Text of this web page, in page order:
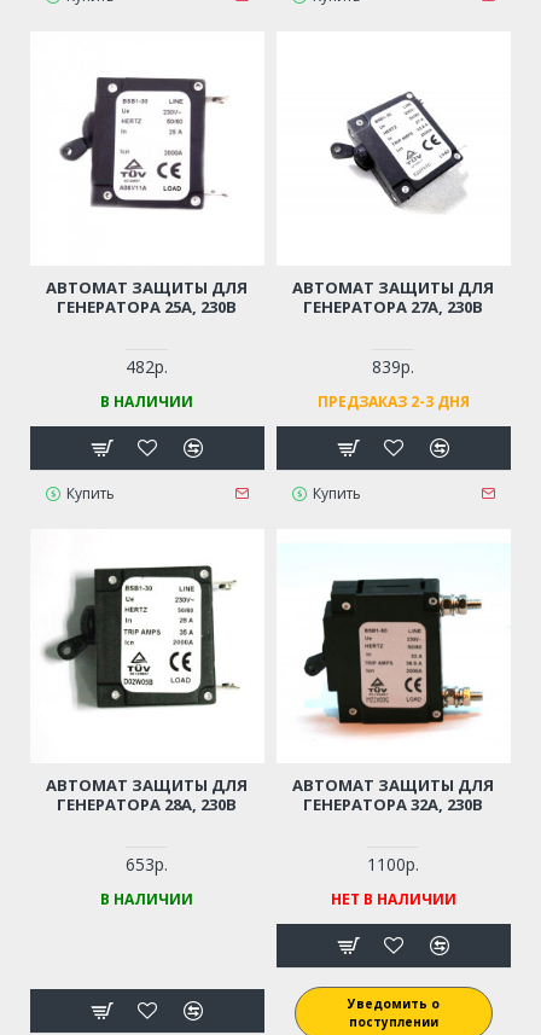
АВТОМАТ ЗАЩИТЫ ДЛЯ
ГЕНЕРАТОРА 25А, 230В
482р.
В НАЛИЧИИ
Купить
АВТОМАТ ЗАЩИТЫ ДЛЯ
ГЕНЕРАТОРА 27А, 230В
839р.
ПРЕДЗАКАЗ 2-3 ДНЯ
Купить
АВТОМАТ ЗАЩИТЫ ДЛЯ
ГЕНЕРАТОРА 28А, 230В
653р.
В НАЛИЧИИ
АВТОМАТ ЗАЩИТЫ ДЛЯ
ГЕНЕРАТОРА 32А, 230В
1100р.
НЕТ В НАЛИЧИИ
Уведомить о
поступлении